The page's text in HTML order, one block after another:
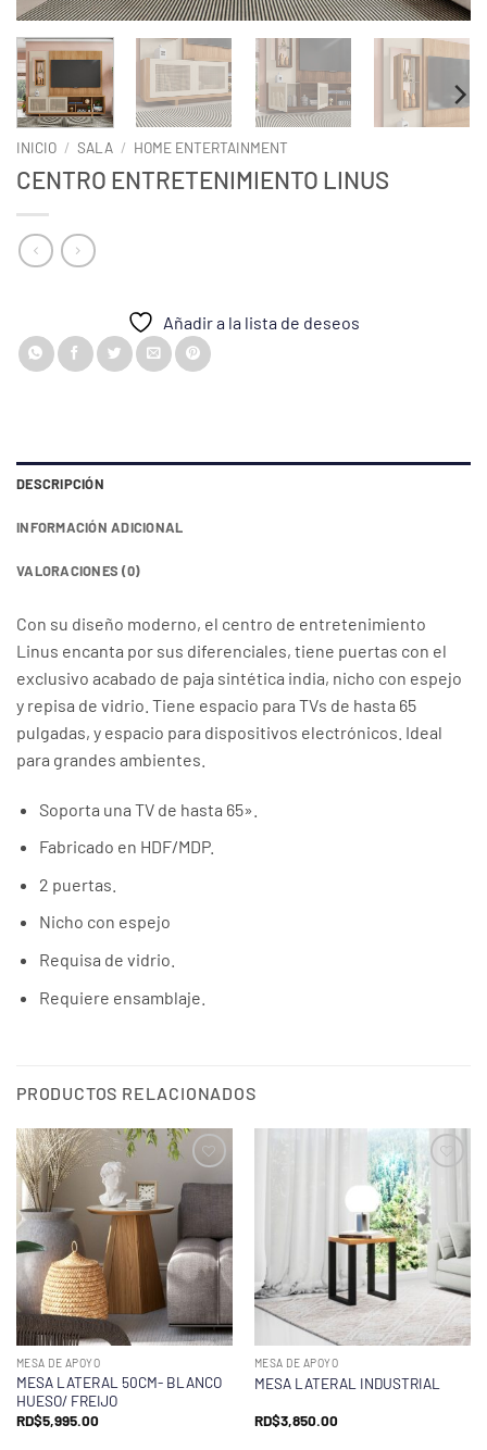
INICIO / SALA / HOME ENTERTAINMENT
CENTRO ENTRETENIMIENTO LINUS
Añadir a la lista de deseos
DESCRIPCIÓN
INFORMACIÓN ADICIONAL
VALORACIONES (0)
Con su diseño moderno, el centro de entretenimiento
Linus encanta por sus diferenciales, tiene puertas con el
exclusivo acabado de paja sintética india, nicho con espejo
y repisa de vidrio. Tiene espacio para TVs de hasta 65
pulgadas, y espacio para dispositivos electrónicos. Ideal
para grandes ambientes.
Soporta una TV de hasta 65».
Fabricado en HDF/MDP.
2 puertas.
Nicho con espejo
Requisa de vidrio.
Requiere ensamblaje.
PRODUCTOS RELACIONADOS
MESA DE APOYO
MESA LATERAL 50CM- BLANCO
HUESO/ FREIJO
RD$5,995.00
MESA DE APOYO
MESA LATERAL INDUSTRIAL
RD$3,850.00